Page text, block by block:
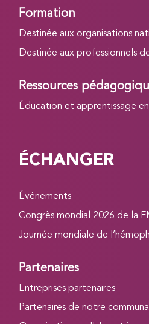
Formation
Destinée aux organisations
Destinée aux professionnels
Ressources
Éducation et apprentissage
ÉCHANGER
Événements
Congrès mondial 2026 de la
Journée mondiale de
Partenaires
Entreprises partenaires
Partenaires de notre